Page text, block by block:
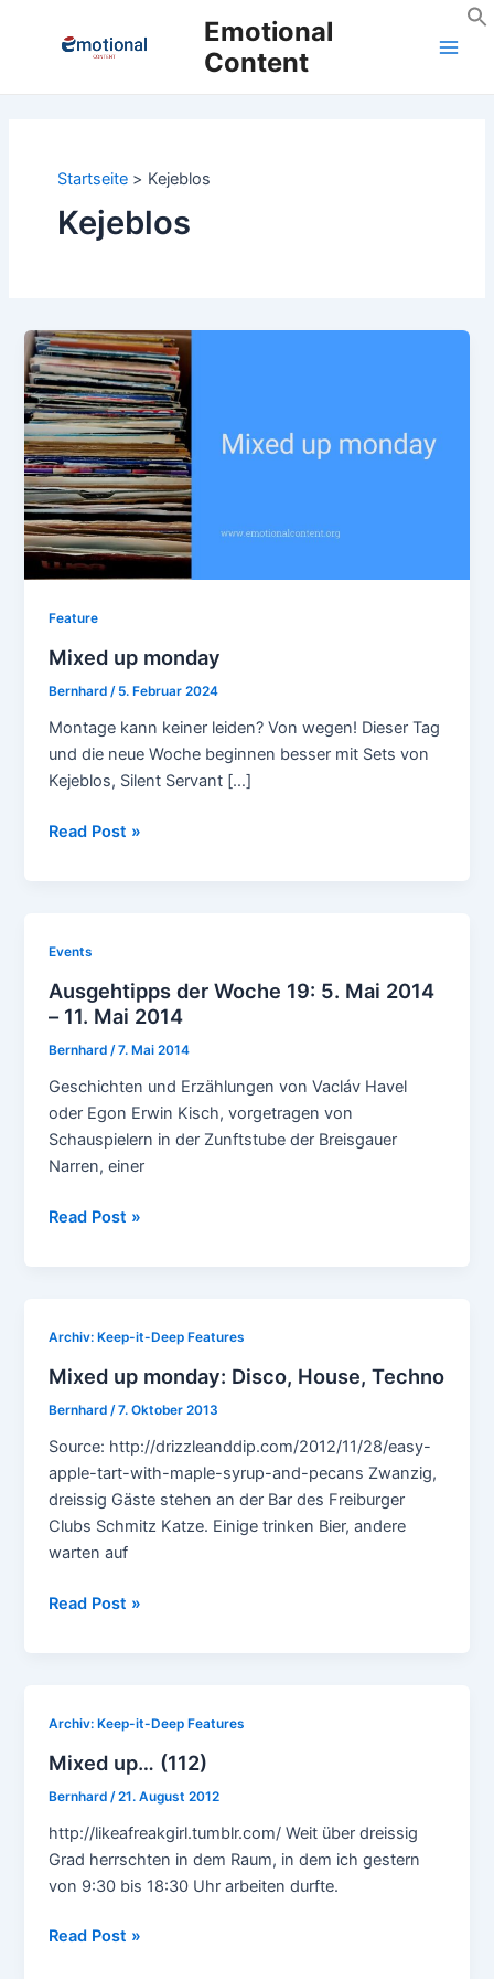
Emotional
Content
Startseite Kejeblos
Kejeblos
Feature
Mixed up monday
Bernhard/ 5. Februar 2024
Montage kann keiner leiden? Von wegen! Dieser Tag
und die neue Woche beginnen besser mit Sets von
Kejeblos, Silent Servant […]
Mixed
Read Post »
Events
Ausgehtipps der Woche 19: 5. Mai 2014
– 11. Mai 2014
Bernhard/7. Mai 2014
Geschichten und Erzählungen von Vacláv Havel
oder Egon Erwin Kisch, vorgetragen von
Schauspielern in der Zunftstube der Breisgauer
Narren, einer
Ausgehtipps
Mai
2014
–
Mai
2014
Read Post »
Archiv: Keep-it-Deep Features
Mixed up monday: Disco, House, Techno
Bernhard /7. Oktober 2013
Source: http://drizzleanddip.com/2012/11/28/easy-
apple-tart-with-maple-syrup-and-pecans Zwanzig,
dreissig Gäste stehen an der Bar des Freiburger
Clubs Schmitz Katze. Einige trinken Bier, andere
warten auf
Mixed
Techno
Read Post »
Archiv: Keep-it-Deep Features
Mixed up… (112)
Bernhard /21. August 2012
http://likeafreakgirl.tumblr.com/ Weit über dreissig
Grad herrschten in dem Raum, in dem ich gestern
von 9:30 bis 18:30 Uhr arbeiten durfte.
Mixed
Read Post »